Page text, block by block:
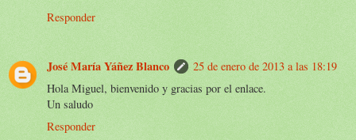
Responder
José María Yáñez Blanco
25 de enero de 2013 a las 18:19
Hola Miguel, bienvenido y gracias por el enlace.
Un saludo
Responder